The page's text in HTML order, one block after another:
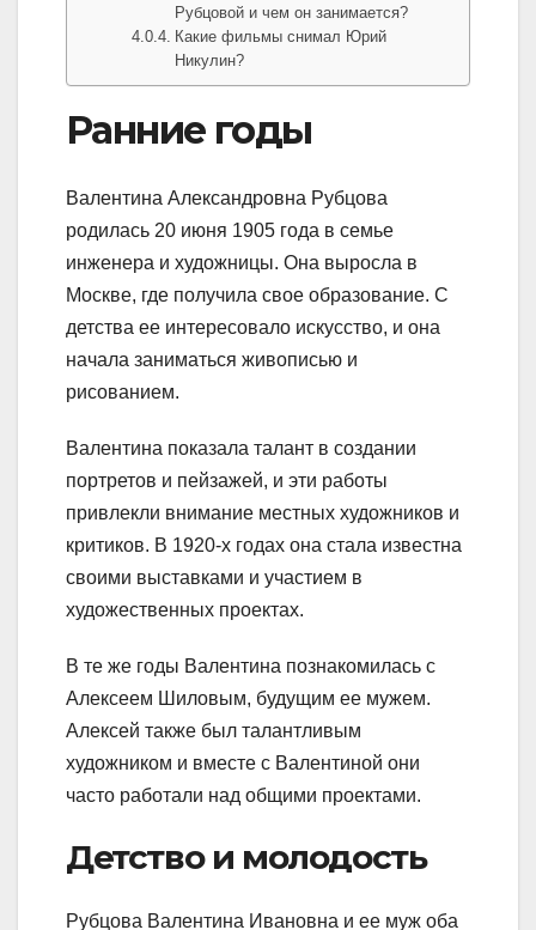
Рубцовой и чем он занимается?
Какие фильмы снимал Юрий
Никулин?
Ранние годы
Валентина Александровна Рубцова
родилась 20 июня 1905 года в семье
инженера и художницы. Она выросла в
Москве, где получила свое образование. С
детства ее интересовало искусство, и она
начала заниматься живописью и
рисованием.
Валентина показала талант в создании
портретов и пейзажей, и эти работы
привлекли внимание местных художников и
критиков. В 1920-х годах она стала известна
своими выставками и участием в
художественных проектах.
В те же годы Валентина познакомилась с
Алексеем Шиловым, будущим ее мужем.
Алексей также был талантливым
художником и вместе с Валентиной они
часто работали над общими проектами.
Детство и молодость
Рубцова Валентина Ивановна и ее муж оба